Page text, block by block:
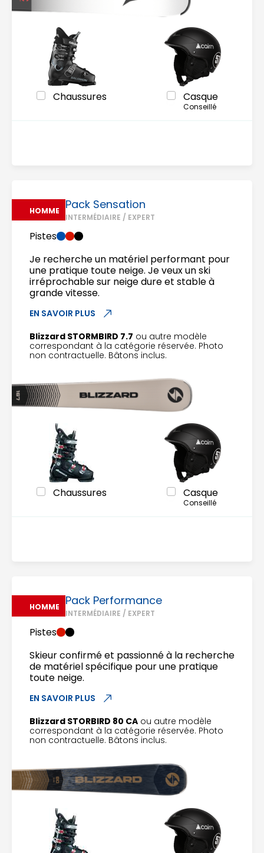
Chaussures Casque
Conseillé
HOMME Pack Sensation
INTERMÉDIAIRE / EXPERT
Pistes
Je recherche un matériel performant pour
une pratique toute neige. Je veux un ski
irréprochable sur neige dure et stable à
grande vitesse.
EN SAVOIR PLUS
Blizzard STORMBIRD 7.7 ou autre modèle
correspondant à la catégorie réservée. Photo
non contractuelle. Bâtons inclus.
Chaussures Casque
Conseillé
HOMME Pack Performance
INTERMÉDIAIRE / EXPERT
Pistes
Skieur confirmé et passionné à la recherche
de matériel spécifique pour une pratique
toute neige.
EN SAVOIR PLUS
Blizzard STORBIRD 80 CA ou autre modèle
correspondant à la catégorie réservée. Photo
non contractuelle. Bâtons inclus.